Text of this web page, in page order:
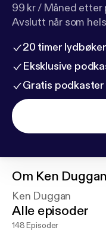
99 kr / Måned etter
Avslutt når som
20 timer
Eksklusive
Gratis podkaster
Om Ken Duggan
Ken Duggan
Alle episoder
148 Episoder